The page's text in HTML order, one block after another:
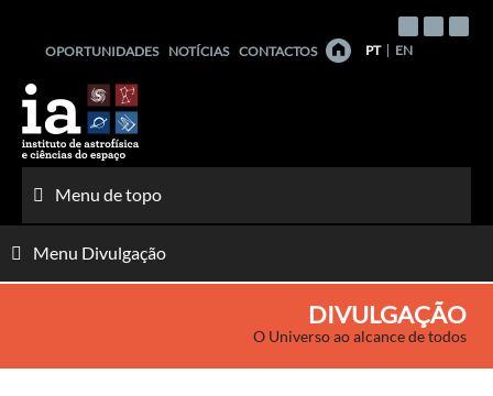
conteúdo
OPORTUNIDADES NOTÍCIAS CONTACTOS PT EN
Menu de topo
Menu Divulgação
DIVULGAÇÃO
O Universo ao alcance de todos